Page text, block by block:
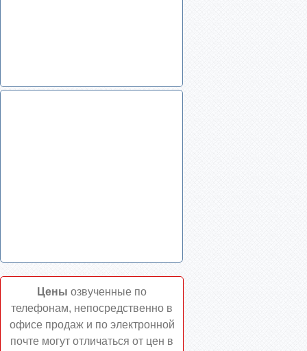
Цены озвученные по
телефонам, непосредственно в
офисе продаж и по электронной
почте могут отличаться от цен в